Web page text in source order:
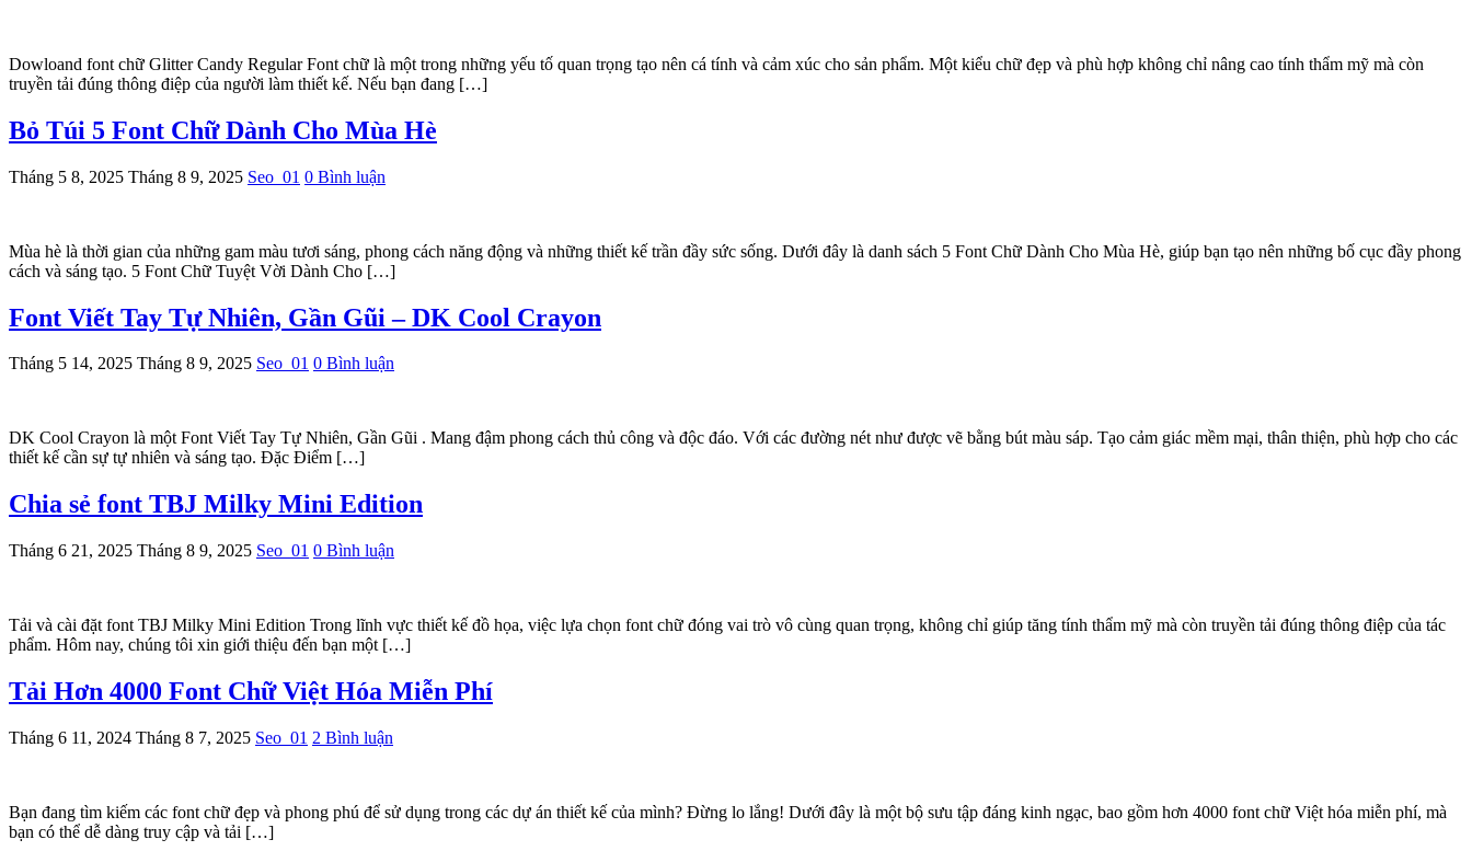
Dowloand font chữ Glitter Candy Regular Font chữ là một trong những yếu tố quan trọng tạo nên cá tính và cảm xúc cho sản phẩm. Một kiểu chữ đẹp và phù hợp không chỉ nâng cao tính thẩm mỹ mà còn
truyền tải đúng thông điệp của người làm thiết kế. Nếu bạn đang […]
Bỏ Túi 5 Font Chữ Dành Cho Mùa Hè
Tháng 5 8, 2025 Tháng 8 9, 2025 Seo_01 0 Bình luận
Mùa hè là thời gian của những gam màu tươi sáng, phong cách năng động và những thiết kế trần đầy sức sống. Dưới đây là danh sách 5 Font Chữ Dành Cho Mùa Hè, giúp bạn tạo nên những bố cục đầy phong
cách và sáng tạo. 5 Font Chữ Tuyệt Vời Dành Cho […]
Font Viết Tay Tự Nhiên, Gần Gũi – DK Cool Crayon
Tháng 5 14, 2025 Tháng 8 9, 2025 Seo_01 0 Bình luận
DK Cool Crayon là một Font Viết Tay Tự Nhiên, Gần Gũi . Mang đậm phong cách thủ công và độc đáo. Với các đường nét như được vẽ bằng bút màu sáp. Tạo cảm giác mềm mại, thân thiện, phù hợp cho các
thiết kế cần sự tự nhiên và sáng tạo. Đặc Điểm […]
Chia sẻ font TBJ Milky Mini Edition
Tháng 6 21, 2025 Tháng 8 9, 2025 Seo_01 0 Bình luận
Tải và cài đặt font TBJ Milky Mini Edition Trong lĩnh vực thiết kế đồ họa, việc lựa chọn font chữ đóng vai trò vô cùng quan trọng, không chỉ giúp tăng tính thẩm mỹ mà còn truyền tải đúng thông điệp của tác
phẩm. Hôm nay, chúng tôi xin giới thiệu đến bạn một […]
Tải Hơn 4000 Font Chữ Việt Hóa Miễn Phí
Tháng 6 11, 2024 Tháng 8 7, 2025 Seo_01 2 Bình luận
Bạn đang tìm kiếm các font chữ đẹp và phong phú để sử dụng trong các dự án thiết kế của mình? Đừng lo lắng! Dưới đây là một bộ sưu tập đáng kinh ngạc, bao gồm hơn 4000 font chữ Việt hóa miễn phí, mà
bạn có thể dễ dàng truy cập và tải […]